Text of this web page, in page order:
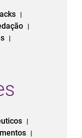
|
|
|
|
|